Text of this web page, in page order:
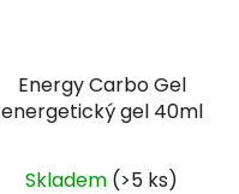
Energy Carbo Gel
energetický gel 40ml
Skladem (>5 ks)